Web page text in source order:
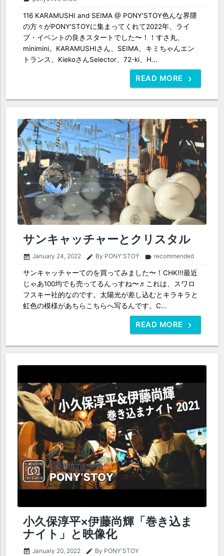
116 KARAMUSHI and SEIMA @ PONY'STOY色んな界隈
の方々がPONY'STOYに集まってくれて2022年、ライ
ブ・イベントの良きスタートでした〜！！すさ丸、
minimini。KARAMUSHIさん、SEIMA、キミちゃんエン
トランス、KiekoさんSelector、72-ki、H...
READ MORE
サンキャッチャーとクリスタル
event_note January 24, 2022 edit By PONY'STOY label recommended
サンキャッチャーてのを買ってみました〜！CHK!!!最近
じゃあ100均でも売ってるんっすね〜♬これは、スワロ
フスキー社的なのです。太陽光が差し込むとキラキラと
虹色の模様があちらこちらへ写るんです。C...
READ MORE
小久保淳平×伊藤尚輝「巻き込ま
ナイト」と映像化
event_note January 20, 2022 edit By PONY'STOY